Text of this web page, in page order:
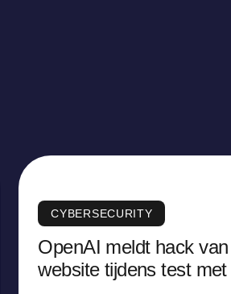
CYBERSECURITY
OpenAI meldt hack
website tijdens test